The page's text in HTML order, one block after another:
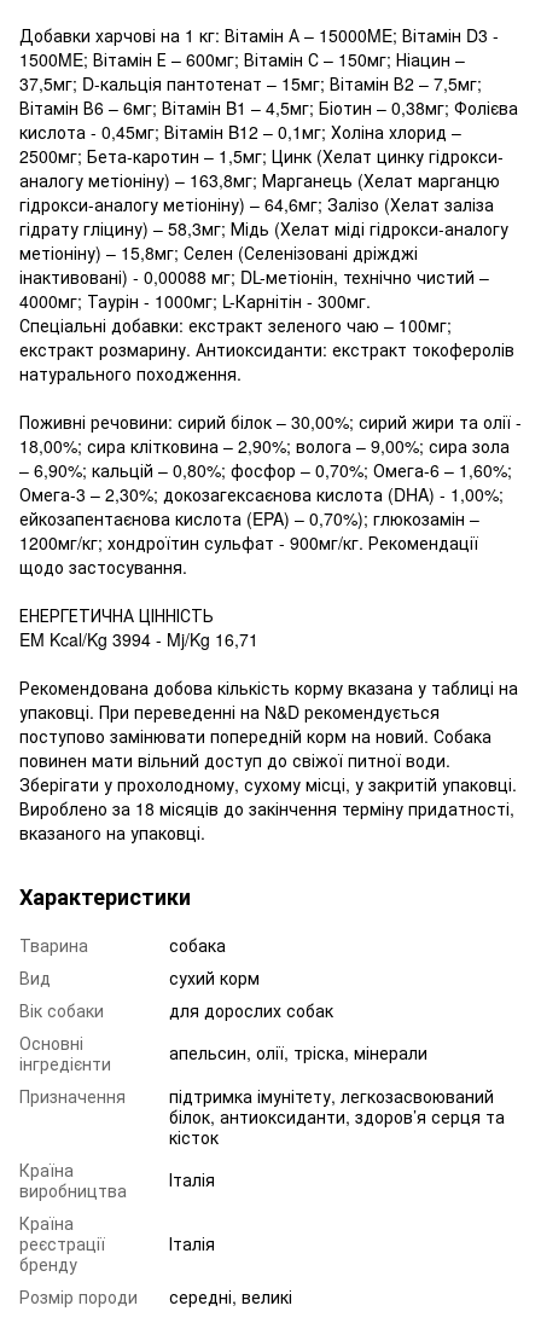
Добавки харчові на 1 кг: Вітамін А – 15000ME; Вітамін D3 -
1500ME; Вітамін Е – 600мг; Вітамін С – 150мг; Ніацин –
37,5мг; D-кальція пантотенат – 15мг; Вітамін В2 – 7,5мг;
Вітамін В6 – 6мг; Вітамін B1 – 4,5мг; Біотин – 0,38мг; Фолієва
кислота - 0,45мг; Вітамін B12 – 0,1мг; Холіна хлорид –
2500мг; Бета-каротин – 1,5мг; Цинк (Хелат цинку гідрокси-
аналогу метіоніну) – 163,8мг; Марганець (Хелат марганцю
гідрокси-аналогу метіоніну) – 64,6мг; Залізо (Хелат заліза
гідрату гліцину) – 58,3мг; Мідь (Хелат міді гідрокси-аналогу
метіоніну) – 15,8мг; Селен (Селенізовані дріжджі
інактивовані) - 0,00088 мг; DL-метіонін, технічно чистий –
4000мг; Таурін - 1000мг; L-Карнітін - 300мг.
Спеціальні добавки: екстракт зеленого чаю – 100мг;
екстракт розмарину. Антиоксиданти: екстракт токоферолів
натурального походження.
Поживні речовини: сирий білок – 30,00%; сирий жири та олії -
18,00%; сира клітковина – 2,90%; волога – 9,00%; сира зола
– 6,90%; кальцій – 0,80%; фосфор – 0,70%; Омега-6 – 1,60%;
Омега-3 – 2,30%; докозагексаєнова кислота (DHA) - 1,00%;
ейкозапентаєнова кислота (EPA) – 0,70%); глюкозамін –
1200мг/кг; хондроїтин сульфат - 900мг/кг. Рекомендації
щодо застосування.
ЕНЕРГЕТИЧНА ЦІННІСТЬ
EM Kcal/Kg 3994 - Mj/Kg 16,71
Рекомендована добова кількість корму вказана у таблиці на
упаковці. При переведенні на N&D рекомендується
поступово замінювати попередній корм на новий. Собака
повинен мати вільний доступ до свіжої питної води.
Зберігати у прохолодному, сухому місці, у закритій упаковці.
Вироблено за 18 місяців до закінчення терміну придатності,
вказаного на упаковці.
Характеристики
Тварина
собака
Вид
сухий корм
Вік собаки
для дорослих собак
Основні
інгредієнти
апельсин, олії, тріска, мінерали
Призначення
підтримка імунітету, легкозасвоюваний
білок, антиоксиданти, здоров’я серця та
кісток
Країна
виробництва
Італія
Країна
реєстрації
бренду
Італія
Розмір породи
середні, великі